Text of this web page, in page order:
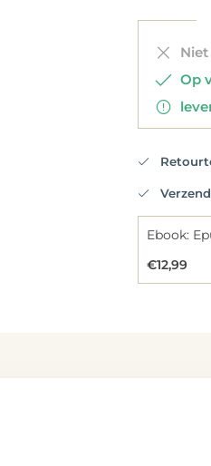
Op
Ebook:
€12,99